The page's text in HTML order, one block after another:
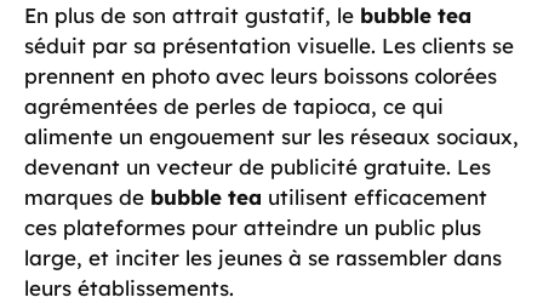
En plus de son attrait gustatif, le bubble tea
séduit par sa présentation visuelle. Les clients se
prennent en photo avec leurs boissons colorées
agrémentées de perles de tapioca, ce qui
alimente un engouement sur les réseaux sociaux,
devenant un vecteur de publicité gratuite. Les
marques de bubble tea utilisent efficacement
ces plateformes pour atteindre un public plus
large, et inciter les jeunes à se rassembler dans
leurs établissements.